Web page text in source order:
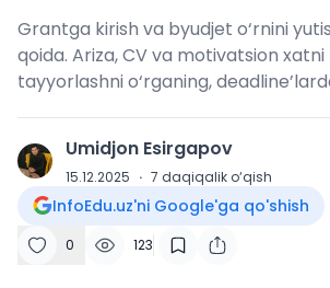
Grantga kirish va byudjet o‘rnini
qoida. Ariza, CV va motivatsion xatni
tayyorlashni o‘rganing,
U Umidjon Esirgapov
15.12.2025 · 7 daqiqalik o‘qish
InfoEdu.uz'ni Google'ga qo'shish
0 123